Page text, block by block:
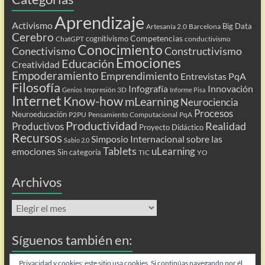
Activismo Aprendizaje Artesanía 2.0 Barcelona Big Data
Cerebro ChatGPT cognitivismo Competencias conductivismo
ConectivismoConocimientoConstructivismo
Creatividad Educación Emociones
Empoderamiento Emprendimiento Entrevistas PqA
Filosofía Genios Impresión 3D Infografía Informe Pisa Innovación
Internet Know-howmLearning Neurociencia
Neuroeducación P2PU Pensamiento Computacional PqA Procesos
Productivos Productividad Proyecto Didáctico Realidad
Recursos Sabio 2.0 Simposio Internacional sobre las
emociones Sin categoría Tablets TIC uLearning YO
Archivos
Archivos
Síguenos también en:
Privacidad y cookies: este sitio usa cookies. Si continúas navegando por él,